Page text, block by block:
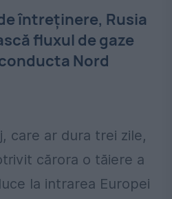
întreținere, Rusia
fluxul de gaze
Nord
care ar dura trei zile,
cărora o tăiere a
la intrarea Europei